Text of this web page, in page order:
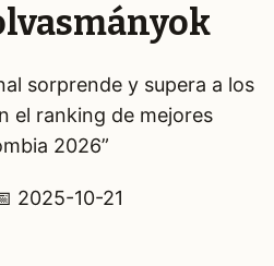
sorprende y supera a los
el ranking de mejores
2026”
2025-10-21